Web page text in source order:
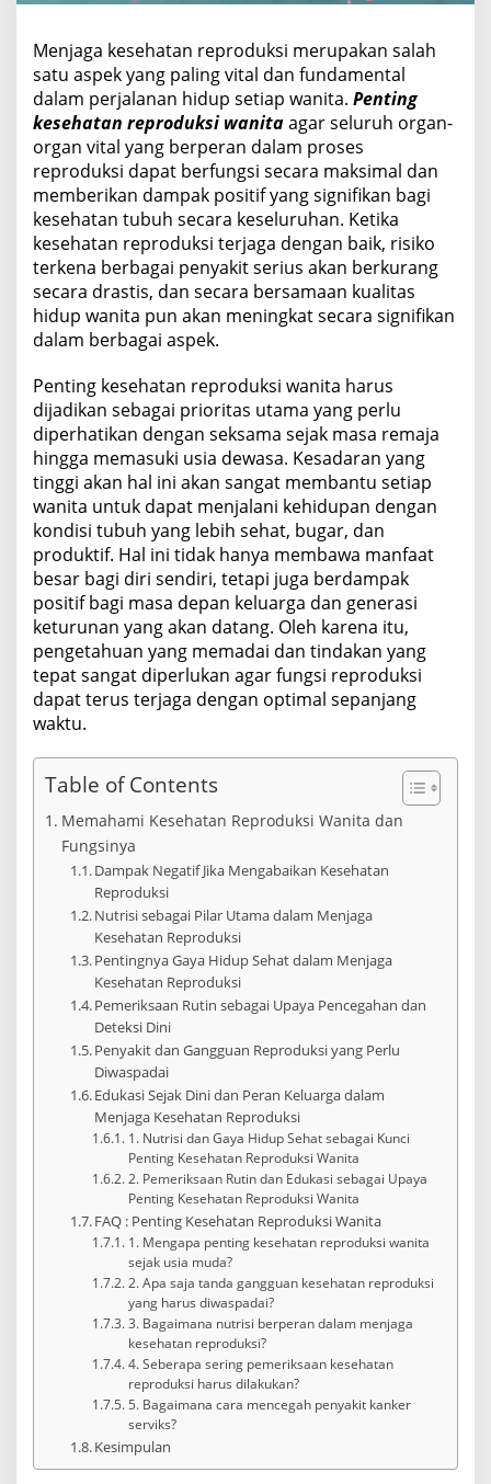
u
k
s
i
W
a
n
i
a
Menjaga kesehatan reproduksi merupakan salah
satu aspek yang paling vital dan fundamental
dalam perjalanan hidup setiap wanita. Penting
kesehatan reproduksi wanitaagar seluruh organ-
organ vital yang berperan dalam proses
reproduksi dapat berfungsi secara maksimal dan
memberikan dampak positif yang signifikan bagi
kesehatan tubuh secara keseluruhan. Ketika
kesehatan reproduksi terjaga dengan baik, risiko
terkena berbagai penyakit serius akan berkurang
secara drastis, dan secara bersamaan kualitas
hidup wanita pun akan meningkat secara signifikan
dalam berbagai aspek.
Penting kesehatan reproduksi wanita harus
dijadikan sebagai prioritas utama yang perlu
diperhatikan dengan seksama sejak masa remaja
hingga memasuki usia dewasa. Kesadaran yang
tinggi akan hal ini akan sangat membantu setiap
wanita untuk dapat menjalani kehidupan dengan
kondisi tubuh yang lebih sehat, bugar, dan
produktif. Hal ini tidak hanya membawa manfaat
besar bagi diri sendiri, tetapi juga berdampak
positif bagi masa depan keluarga dan generasi
keturunan yang akan datang. Oleh karena itu,
pengetahuan yang memadai dan tindakan yang
tepat sangat diperlukan agar fungsi reproduksi
dapat terus terjaga dengan optimal sepanjang
waktu.
Table of Contents
Memahami Kesehatan Reproduksi Wanita dan
Fungsinya
Dampak Negatif Jika Mengabaikan Kesehatan
Reproduksi
Nutrisi sebagai Pilar Utama dalam Menjaga
Kesehatan Reproduksi
Pentingnya Gaya Hidup Sehat dalam Menjaga
Kesehatan Reproduksi
Pemeriksaan Rutin sebagai Upaya Pencegahan dan
Deteksi Dini
Penyakit dan Gangguan Reproduksi yang Perlu
Diwaspadai
Edukasi Sejak Dini dan Peran Keluarga dalam
Menjaga Kesehatan Reproduksi
1. Nutrisi dan Gaya Hidup Sehat sebagai Kunci
Penting Kesehatan Reproduksi Wanita
2. Pemeriksaan Rutin dan Edukasi sebagai Upaya
Penting Kesehatan Reproduksi Wanita
FAQ : Penting Kesehatan Reproduksi Wanita
1. Mengapa penting kesehatan reproduksi wanita
sejak usia muda?
2. Apa saja tanda gangguan kesehatan reproduksi
yang harus diwaspadai?
3. Bagaimana nutrisi berperan dalam menjaga
kesehatan reproduksi?
4. Seberapa sering pemeriksaan kesehatan
reproduksi harus dilakukan?
5. Bagaimana cara mencegah penyakit kanker
serviks?
Kesimpulan